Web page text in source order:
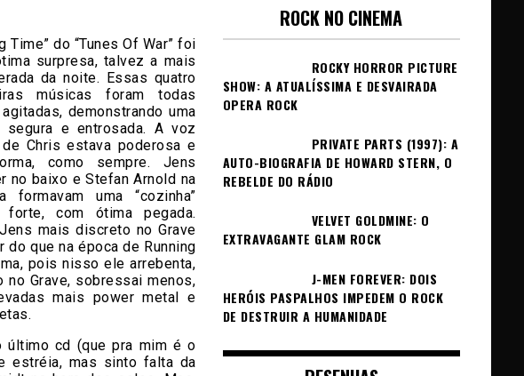
Time” do “Tunes Of War” foi
surpresa, talvez a mais
da noite. Essas quatro
músicas foram todas
demonstrando uma
segura e entrosada. A voz
de Chris estava poderosa e
como sempre. Jens
no baixo e Stefan Arnold na
formavam uma “cozinha”
forte, com ótima pegada.
mais discreto no Grave
do que na época de Running
pois nisso ele arrebenta,
Grave, sobressai menos,
mais power metal e
último cd (que pra mim é o
estréia, mas sinto falta da
ROCK NO CINEMA
ROCKY HORROR PICTURE
SHOW: A ATUALÍSSIMA E DESVAIRADA
OPERA ROCK
PRIVATE PARTS (1997): A
AUTO-BIOGRAFIA DE HOWARD STERN, O
REBELDE DO RÁDIO
VELVET GOLDMINE: O
EXTRAVAGANTE GLAM ROCK
J-MEN FOREVER: DOIS
HERÓIS PASPALHOS IMPEDEM O ROCK
DE DESTRUIR A HUMANIDADE